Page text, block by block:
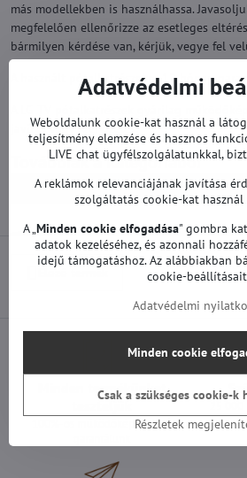
más modellekben is használhassa.
megfelelően ellenőrizze az esetleges
bármilyen kérdése van, kérjük, vegye fel
A használt pótalkatrészekre 12 hónap
javítás vagy szervizelés.
Továbbiak a kategóriából
Pótalkatrészek | LG TV
Előző termék
Minden termékünket
100%-os működőképességet
Adatvédelmi
Weboldalunk cookie-kat használ a
teljesítmény elemzése és hasznos
LIVE chat ügyfélszolgálatunkkal,
A reklámok relevanciájának javítása
szolgáltatás cookie-kat használ
A „ Minden cookie elfogadása" gombra
adatok kezeléséhez, és azonnali
idejű támogatáshoz. Az alábbiakban
cookie-
Adatvédelmi
Részletek
Minden cookie
Csak a szükséges cookie-k